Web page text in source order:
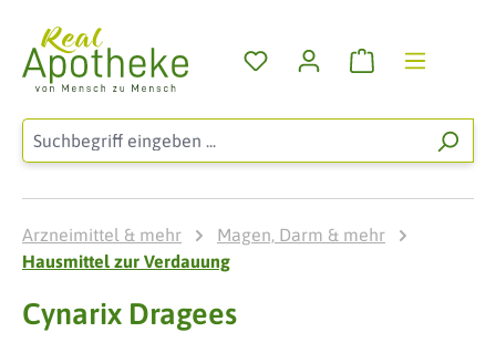
Zum Hauptinhalt springen
Warenkorb
Arzneimittel & mehr
Magen, Darm & mehr
Hausmittel zur Verdauung
Cynarix Dragees